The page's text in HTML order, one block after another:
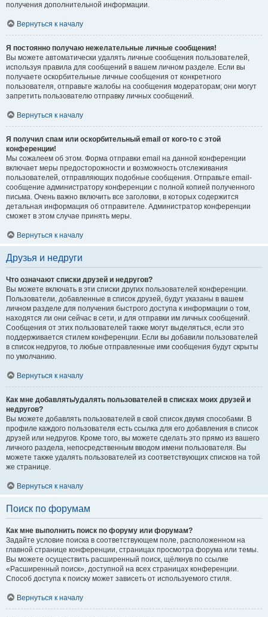
получения дополнительной информации.
Вернуться к началу
Я постоянно получаю нежелательные личные сообщения!
Вы можете автоматически удалять личные сообщения пользователей,
используя правила для сообщений в вашем личном разделе. Если вы
получаете оскорбительные личные сообщения от конкретного
пользователя, отправьте жалобы на сообщения модераторам; они могут
запретить пользователю отправку личных сообщений.
Вернуться к началу
Я получил спам или оскорбительный email от кого-то с этой
конференции!
Мы сожалеем об этом. Форма отправки email на данной конференции
включает меры предосторожности и возможность отслеживания
пользователей, отправляющих подобные сообщения. Отправьте email-
сообщение администратору конференции с полной копией полученного
письма. Очень важно включить все заголовки, в которых содержится
детальная информация об отправителе. Администратор конференции
сможет в этом случае принять меры.
Вернуться к началу
Друзья и недруги
Что означают списки друзей и недругов?
Вы можете включать в эти списки других пользователей конференции.
Пользователи, добавленные в список друзей, будут указаны в вашем
личном разделе для получения быстрого доступа к информации о том,
находятся ли они сейчас в сети, и для отправки им личных сообщений.
Сообщения от этих пользователей также могут выделяться, если это
поддерживается стилем конференции. Если вы добавили пользователей
в список недругов, то любые отправленные ими сообщения будут скрыты
по умолчанию.
Вернуться к началу
Как мне добавлять/удалять пользователей в списках моих друзей и
недругов?
Вы можете добавлять пользователей в свой список двумя способами. В
профиле каждого пользователя есть ссылка для его добавления в список
друзей или недругов. Кроме того, вы можете сделать это прямо из вашего
личного раздела, непосредственным вводом имени пользователя. Вы
можете также удалять пользователей из соответствующих списков на той
же странице.
Вернуться к началу
Поиск по форумам
Как мне выполнить поиск по форуму или форумам?
Задайте условие поиска в соответствующем поле, расположенном на
главной странице конференции, страницах просмотра форума или темы.
Вы можете осуществить расширенный поиск, щёлкнув по ссылке
«Расширенный поиск», доступной на всех страницах конференции.
Способ доступа к поиску может зависеть от используемого стиля.
Вернуться к началу